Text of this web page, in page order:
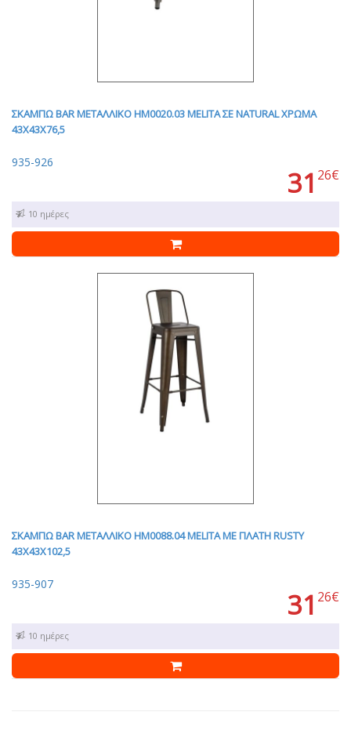
ΣΚΑΜΠΩ BAR ΜΕΤΑΛΛΙΚΟ HM0020.03 MELITA ΣΕ NATURAL ΧΡΩΜΑ
43Χ43Χ76,5
935-926
31 26€
7 - 10 ημέρες
ΣΚΑΜΠΩ BAR ΜΕΤΑΛΛΙΚΟ HM0088.04 MELITA ME ΠΛΑΤΗ RUSTY
43Χ43Χ102,5
935-907
31 26€
7 - 10 ημέρες